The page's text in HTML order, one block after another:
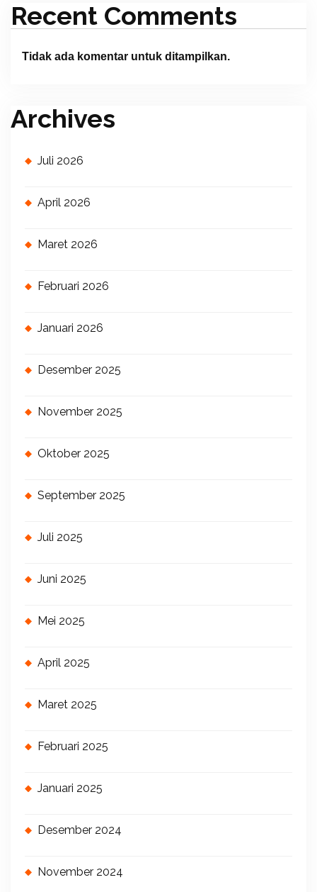
Recent Comments
Tidak ada komentar untuk ditampilkan.
Archives
Juli 2026
April 2026
Maret 2026
Februari 2026
Januari 2026
Desember 2025
November 2025
Oktober 2025
September 2025
Juli 2025
Juni 2025
Mei 2025
April 2025
Maret 2025
Februari 2025
Januari 2025
Desember 2024
November 2024